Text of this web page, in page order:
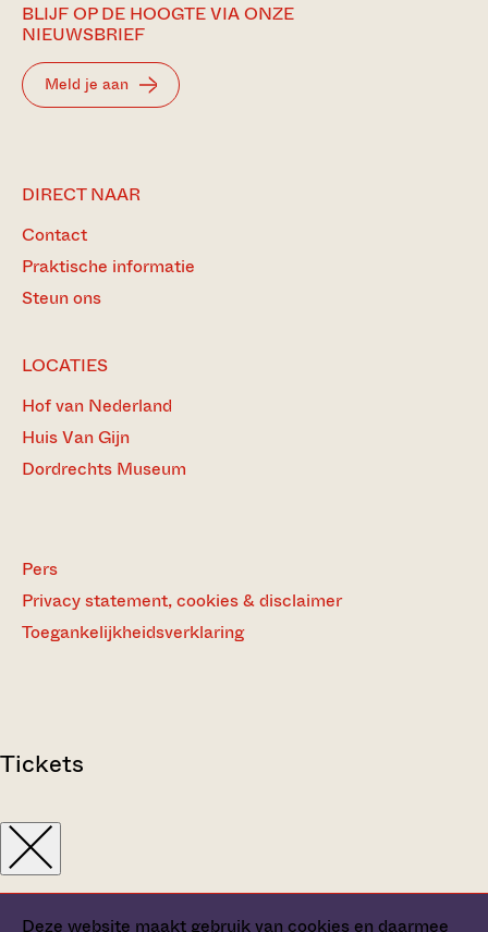
Deze website maakt gebruik van cookies en daarmee
BLIJF OP DE HOOGTE VIA ONZE
NIEUWSBRIEF
Meld je aan
DIRECT NAAR
Contact
Praktische informatie
Steun ons
LOCATIES
Hof van Nederland
Huis Van Gijn
Dordrechts Museum
Pers
Privacy statement, cookies & disclaimer
Toegankelijkheidsverklaring
Tickets